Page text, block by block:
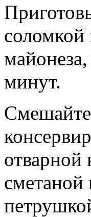
минут.
отварной
сметаной